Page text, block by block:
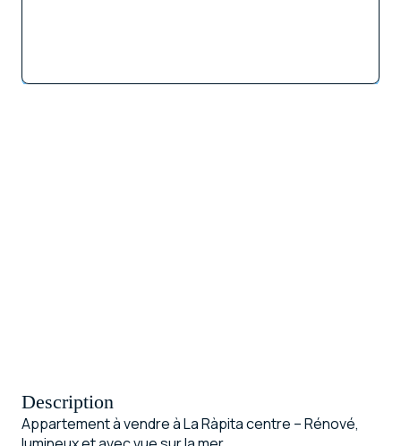
Description
Appartement à vendre à La Ràpita centre – Rénové,